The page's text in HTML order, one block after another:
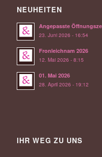
NEUHEITEN
Angepasste
23. Juni 2026 - 16:54
Fronleichnam 2026
12. Mai 2026 - 8:15
01. Mai 2026
28. April 2026 - 19:12
IHR WEG ZU UNS